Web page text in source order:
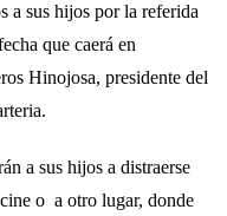
a sus hijos por la referida
que caerá en
Hinojosa, presidente del
a sus hijos a distraerse
o a otro lugar, donde